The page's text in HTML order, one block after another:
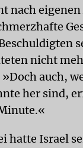
nach eigenen
nicht
auch,
her sind,
hatte Israel